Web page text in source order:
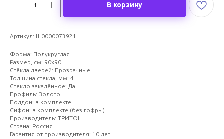
В корзину
Артикул: Щ0000073921
Форма: Полукруглая
Размер, см: 90х90
Стёкла дверей: Прозрачные
Толщина стекла, мм: 4
Стекло закалённое: Да
Профиль: Золото
Поддон: в комплекте
Сифон: в комплекте (без гофры)
Производитель: ТРИТОН
Страна: Россия
Гарантия от производителя: 10 лет